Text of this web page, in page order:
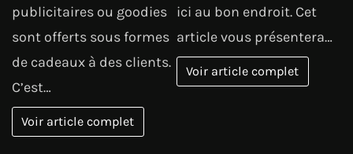
publicitaires ou goodies
sont offerts sous formes
de cadeaux à des clients.
C’est…
Voir article complet
ici au bon endroit. Cet
article vous présentera…
Voir article complet